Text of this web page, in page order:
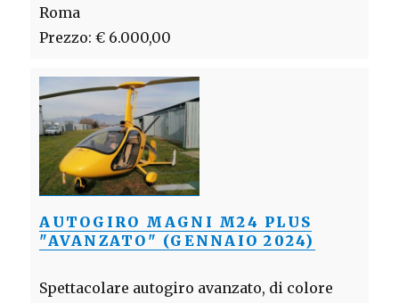
Roma
Prezzo: € 6.000,00
AUTOGIRO MAGNI M24 PLUS
"AVANZATO" (GENNAIO 2024)
Spettacolare autogiro avanzato, di colore